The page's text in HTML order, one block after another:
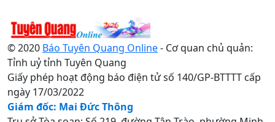
© 2020 Báo Tuyên Quang Online- Cơ quan chủ quản:
Tỉnh uỷ tỉnh Tuyên Quang
Giấy phép hoạt động báo điện tử số 140/GP-BTTTT cấp
ngày 17/03/2022
Giám đốc: Mai Đức Thông